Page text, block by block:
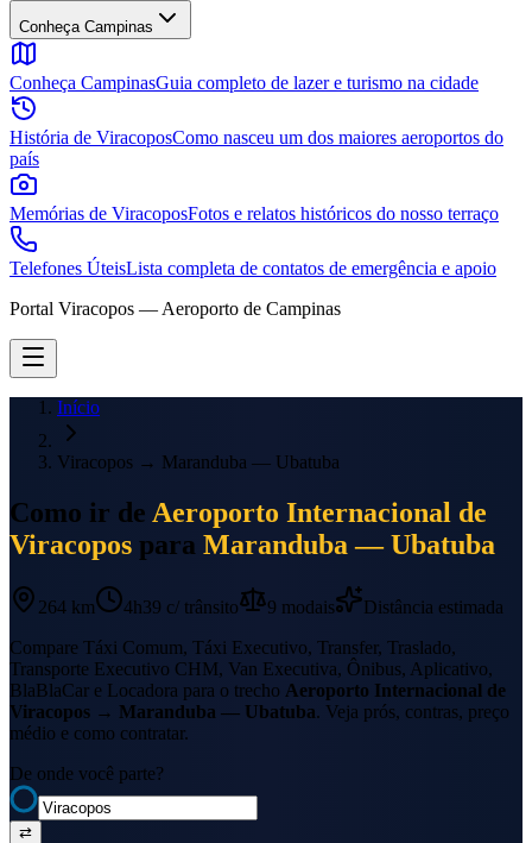
Conheça Campinas
Conheça CampinasGuia completo de lazer e turismo na cidade
História de ViracoposComo nasceu um dos maiores aeroportos do
país
Memórias de ViracoposFotos e relatos históricos do nosso terraço
Telefones ÚteisLista completa de contatos de emergência e apoio
Portal Viracopos — Aeroporto de Campinas
Início
Viracopos → Maranduba — Ubatuba
Como ir de Aeroporto Internacional de
Viracopos para Maranduba — Ubatuba
264 km 4h39 c/ trânsito 9 modais
Distância estimada
Compare Táxi Comum, Táxi Executivo, Transfer, Traslado,
Transporte Executivo CHM, Van Executiva, Ônibus, Aplicativo,
BlaBlaCar e Locadora para o trecho Aeroporto Internacional de
Viracopos → Maranduba — Ubatuba. Veja prós, contras, preço
médio e como contratar.
De onde você parte?
⇄